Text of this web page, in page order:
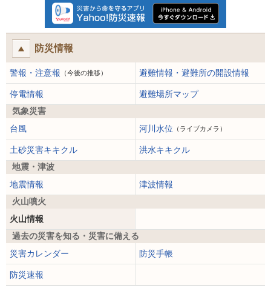
防災情報
警報・注意報 （今後の推移） 避難情報・避難所の開設情報
停電情報
避難場所マップ
気象災害
台風
河川水位 （ライブカメラ）
土砂災害キキクル
洪水キキクル
地震・津波
地震情報
津波情報
火山噴火
火山情報
過去の災害を知る・災害に備える
災害カレンダー
防災手帳
防災速報